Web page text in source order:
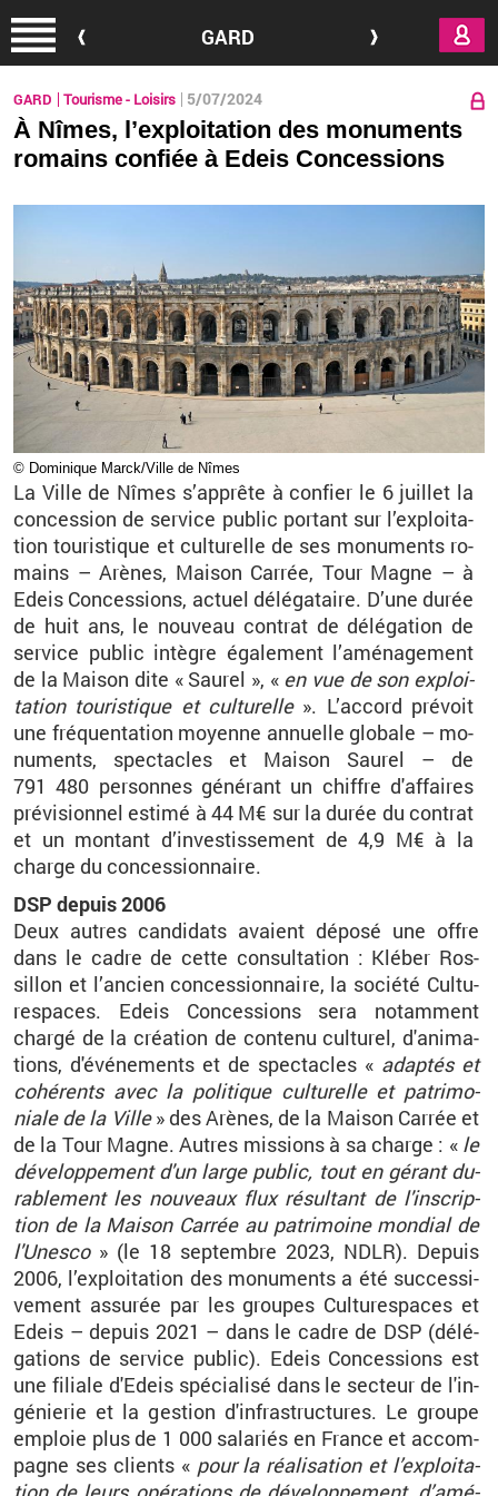
GARD
GARD Tourisme - Loisirs 5/07/2024
À Nîmes, l’exploitation des monuments
romains confiée à Edeis Concessions
© Do­mi­nique Marck/Ville de Nîmes
La Ville de Nîmes s’ap­prête à confier le 6 juillet la
conces­sion de ser­vice pu­blic por­tant sur l’ex­ploi­ta­
tion tou­ris­tique et cultu­relle de ses mo­nu­ments ro­
mains – Arènes, Mai­son Car­rée, Tour Magne – à
Edeis Conces­sions, ac­tuel dé­lé­ga­taire. D’une durée
de huit ans, le nou­veau contrat de dé­lé­ga­tion de
ser­vice pu­blic in­tègre éga­le­ment l’amé­na­ge­ment
de la Mai­son dite « Sau­rel », « en vue de son ex­ploi­
ta­tion tou­ris­tique et cultu­relle ». L’ac­cord pré­voit
une fré­quen­ta­tion moyenne an­nuelle glo­bale – mo­
nu­ments, spec­tacles et Mai­son Sau­rel
– de
791 480 per­sonnes gé­né­rant un chiffre d'af­faires
pré­vi­sion­nel es­timé à 44 M€ sur la durée du contrat
et un mon­tant d’in­ves­tis­se­ment de 4,9 M€ à la
charge du conces­sion­naire.
DSP de­puis 2006
Deux autres can­di­dats avaient dé­posé une offre
dans le cadre de cette consul­ta­tion : Klé­ber Ros­
sillon et l’an­cien conces­sion­naire, la so­ciété Cultu­
res­paces. Edeis Conces­sions sera no­tam­ment
chargé de la créa­tion de contenu cultu­rel, d'ani­ma­
tions, d'évé­ne­ments et de spec­tacles « adap­tés et
co­hé­rents avec la po­li­tique cultu­relle et pa­tri­mo­
niale de la Ville » des Arènes, de la Mai­son Car­rée et
de la Tour Magne. Autres mis­sions à sa charge : « le
dé­ve­lop­pe­ment d'un large pu­blic, tout en gé­rant du­
ra­ble­ment les nou­veaux flux ré­sul­tant de l'ins­crip­
tion de la Mai­son Car­rée au pa­tri­moine mon­dial de
l'Unesco » (le 18 sep­tembre 2023, NDLR). De­puis
2006, l’ex­ploi­ta­tion des mo­nu­ments a été suc­ces­si­
ve­ment as­su­rée par les groupes Cultu­res­paces et
Edeis – de­puis 2021 – dans le cadre de DSP (dé­lé­
ga­tions de ser­vice pu­blic). Edeis Conces­sions est
une fi­liale d'Edeis spé­cia­lisé dans le sec­teur de l'in­
gé­nie­rie et la ges­tion d'in­fra­struc­tures. Le groupe
em­ploie plus de 1 000 sa­la­riés en France et ac­com­
pagne ses clients « pour la réa­li­sa­tion et l’ex­ploi­ta­